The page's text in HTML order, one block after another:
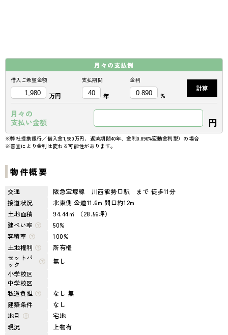
月々の支払例
借入ご希望金額
万円
支払期間
年
金利
%
計算
月々の
支払い金額
円
※弊社提携銀行／借入金1,980万円、返済期間40年、金利0.890%変動金利型）の場合
※審査により金利は変わる可能性があります。
物件概要
交通
阪急宝塚線 川西能勢口駅 まで 徒歩11分
接道状況
北東側 公道11.6m 間口約12m
土地面積
94.44㎡ （28.56坪）
建ぺい率
50%
容積率
100%
土地権利
所有権
セットバ
ック
無し
小学校区
中学校区
私道負担
なし 無
建築条件
なし
地目
宅地
現況
上物有